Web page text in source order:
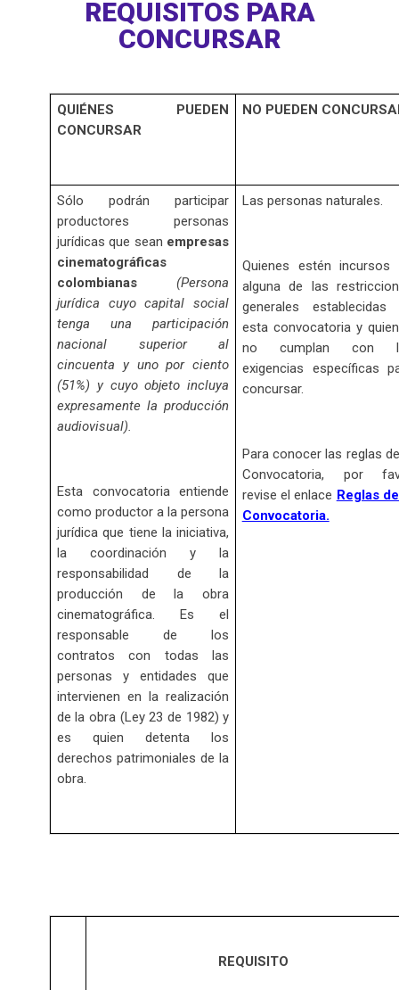
REQUISITOS PARA
CONCURSAR
QUIÉNES PUEDEN
CONCURSAR
NO PUEDEN
Sólo podrán participar
productores personas
jurídicas que sean empresas
cinematográficas
colombianas(Persona
jurídica cuyo capital social
tenga una participación
nacional superior al
cincuenta y uno por ciento
(51%) y cuyo objeto incluya
expresamente la producción
audiovisual).
Esta convocatoria entiende
como productor a la persona
jurídica que tiene la iniciativa,
la coordinación y la
responsabilidad de la
producción de la obra
cinematográfica. Es el
responsable de los
contratos con todas las
personas y entidades que
intervienen en la realización
de la obra (Ley 23 de 1982) y
es quien detenta los
derechos patrimoniales de la
obra.
Las personas naturales.
Quienes estén incursos
alguna de las
generales establecidas
esta convocatoria y
no cumplan con
exigencias específicas
concursar.
Para conocer las reglas
Convocatoria, por
revise el enlace Reglas
Convocatoria.
REQUISITO